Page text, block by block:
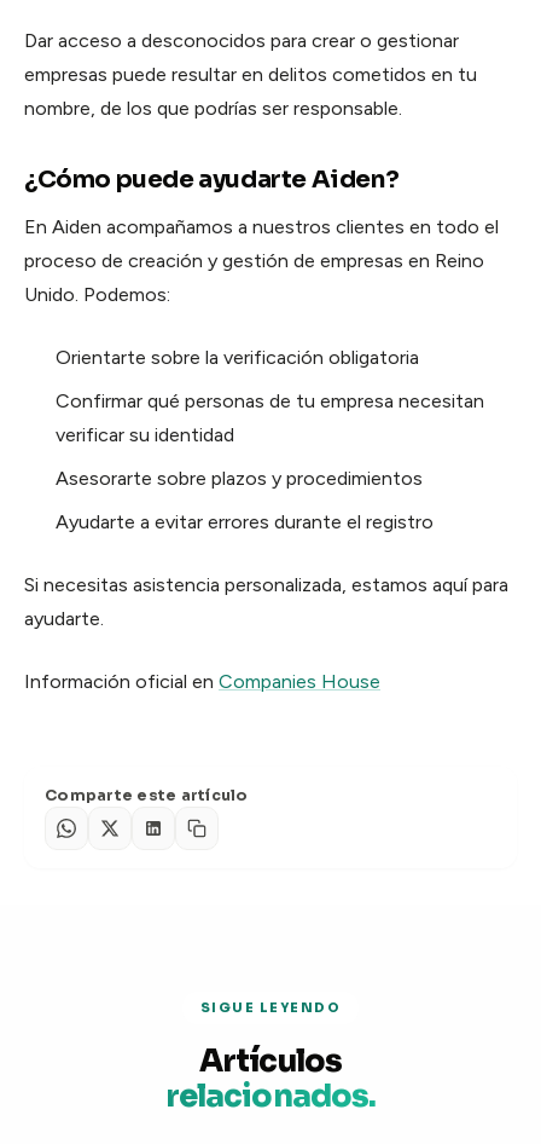
Dar acceso a desconocidos para crear o gestionar
empresas puede resultar en delitos cometidos en tu
nombre, de los que podrías ser responsable.
¿Cómo puede ayudarte Aiden?
En Aiden acompañamos a nuestros clientes en todo el
proceso de creación y gestión de empresas en Reino
Unido. Podemos:
Orientarte sobre la verificación obligatoria
Confirmar qué personas de tu empresa necesitan
verificar su identidad
Asesorarte sobre plazos y procedimientos
Ayudarte a evitar errores durante el registro
Si necesitas asistencia personalizada, estamos aquí para
ayudarte.
Información oficial en Companies House
Comparte este artículo
SIGUE LEYENDO
Artículos
relacionados.